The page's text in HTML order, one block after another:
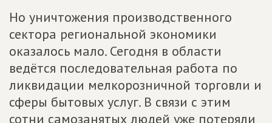
Но уничтожения производственного
сектора региональной экономики
оказалось мало. Сегодня в области
ведётся последовательная работа по
ликвидации мелкорозничной торговли и
сферы бытовых услуг. В связи с этим
сотни самозанятых людей уже потеряли